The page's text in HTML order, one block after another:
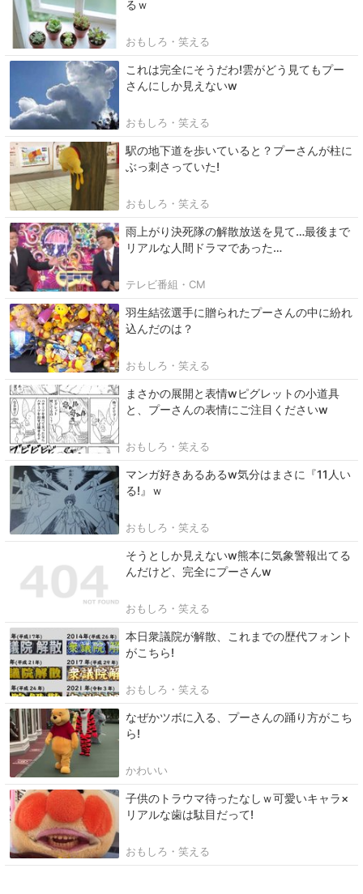
るｗ
おもしろ・笑える
これは完全にそうだわ!雲がどう見てもプー
さんにしか見えないw
おもしろ・笑える
駅の地下道を歩いていると？プーさんが柱に
ぶっ刺さっていた!
おもしろ・笑える
雨上がり決死隊の解散放送を見て…最後まで
リアルな人間ドラマであった…
テレビ番組・CM
羽生結弦選手に贈られたプーさんの中に紛れ
込んだのは？
おもしろ・笑える
まさかの展開と表情wピグレットの小道具
と、プーさんの表情にご注目くださいw
おもしろ・笑える
マンガ好きあるあるw気分はまさに『11人い
る!』ｗ
おもしろ・笑える
そうとしか見えないw熊本に気象警報出てる
んだけど、完全にプーさんw
おもしろ・笑える
本日衆議院が解散、これまでの歴代フォント
がこちら!
おもしろ・笑える
なぜかツボに入る、プーさんの踊り方がこち
ら!
かわいい
子供のトラウマ待ったなしｗ可愛いキャラ×
リアルな歯は駄目だって!
おもしろ・笑える